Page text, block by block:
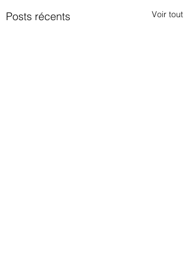
Posts récents Voir tout